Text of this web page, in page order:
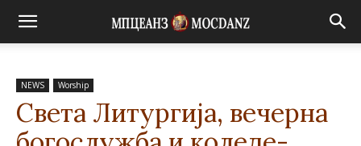
NEWS Worship
Света Литургија, вечерна